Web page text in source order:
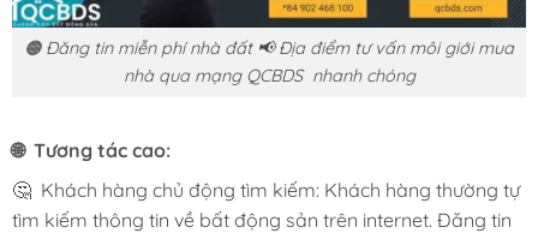
🟠 Đăng tin miễn phí nhà đất 📢 Địa điểm tư vấn môi giới mua
nhà qua mạng QCBDS nhanh chóng
🌐 Tương tác cao:
🤔 Khách hàng chủ động tìm kiếm: Khách hàng thường tự
tìm kiếm thông tin về bất động sản trên internet. Đăng tin